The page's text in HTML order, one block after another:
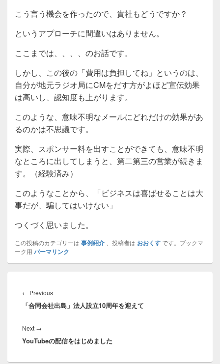
こう言う機会を作ったので、貴社もどうですか？
というアプローチに間違いはありません。
ここまでは、、、、のお話です。
しかし、この後の「費用は負担してね」というのは、
自分が地元ラジオ局にCMをだす方がよほど宣伝効果
は高いし、認知度も上がります。
このような、意味不明なメールにどれだけの効果があ
るのかは不思議です。
実際、スポンサー料を出すことができても、意味不明
なところに出してしまうと、第二第三の営業が続きま
す。（経験済み）
このようなことから、「ビジネスは喜ばせることは大
事だが、騙してはいけない」
つくづく思いました。
この投稿のカテゴリーは 事例紹介 、投稿者は おおくすです。ブックマ
ーク用 パーマリンク
稿
ナ
ゲ
シ
← PreviousPrevious
post:
「合同会社出島」法人設立10周年を迎えて
Next →
post:
YouTubeの配信をはじめました